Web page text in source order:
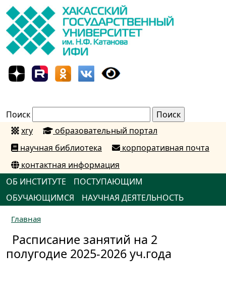
Поиск
хгу
образовательный портал
научная библиотека
корпоративная почта
контактная информация
ОБ ИНСТИТУТЕ
ПОСТУПАЮЩИМ
ОБУЧАЮЩИМСЯ
НАУЧНАЯ ДЕЯТЕЛЬНОСТЬ
Главная
Расписание занятий на 2
полугодие 2025-2026 уч.года